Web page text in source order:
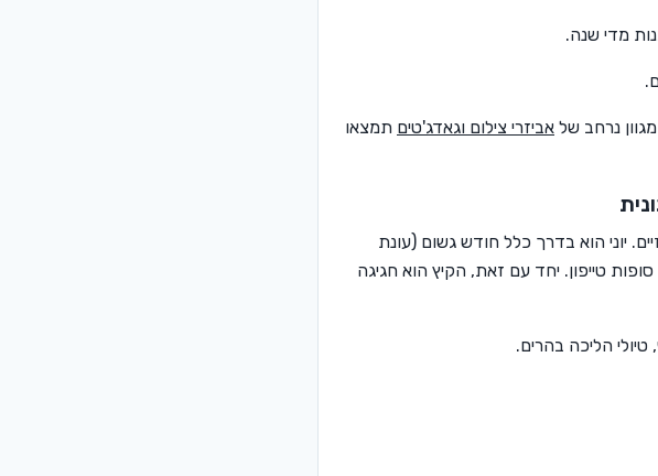
מדי שנה.
נרחב של אביזרי צילום וגאדג'טים תמצאו
יוני הוא בדרך כלל חודש גשום (עונת
סופות טייפון. יחד עם זאת, הקיץ הוא חגיגה
טיולי הליכה בהרים.